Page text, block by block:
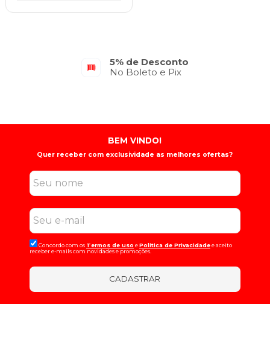
5% de Desconto
No Boleto e Pix
BEM VINDO!
Quer receber com exclusividade as melhores ofertas?
Concordo com os Termos de uso ePolitica de Privacidadee aceito
receber e-mails com novidades e promoções.
CADASTRAR